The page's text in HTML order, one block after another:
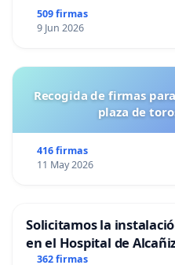
509 firmas
9 Jun 2026
Recogida de firmas
plaza de
416 firmas
11 May 2026
Solicitamos la
en el Hospital de
362 firmas